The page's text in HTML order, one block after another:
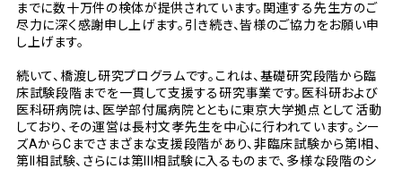
までに数十万件の検体が提供されています。関連する先生方のご
尽力に深く感謝申し上げます。引き続き、皆様のご協力をお願い申
し上げます。
続いて、橋渡し研究プログラムです。これは、基礎研究段階から臨
床試験段階までを一貫して支援する研究事業です。医科研および
医科研病院は、医学部付属病院とともに東京大学拠点として活動
しており、その運営は長村文孝先生を中心に行われています。シー
ズAからCまでさまざまな支援段階があり、非臨床試験から第I相、
第II相試験、さらには第III相試験に入るものまで、多様な段階のシ